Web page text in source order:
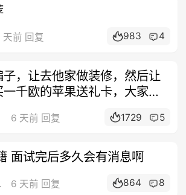
天前 回复 983 4
，让去他家做装修，然后让
千欧的苹果送礼卡，大家不
6 天前 回复 1729 5
面试完后多久会有消息啊
6 天前 回复 864 8